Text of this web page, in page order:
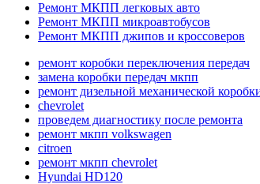
Ремонт МКПП легковых авто
Ремонт МКПП микроавтобусов
Ремонт МКПП джипов и кроссоверов
ремонт коробки переключения передач
замена коробки передач мкпп
ремонт дизельной механической
chevrolet
проведем диагностику после ремонта
ремонт мкпп volkswagen
citroen
ремонт мкпп chevrolet
Hyundai HD120